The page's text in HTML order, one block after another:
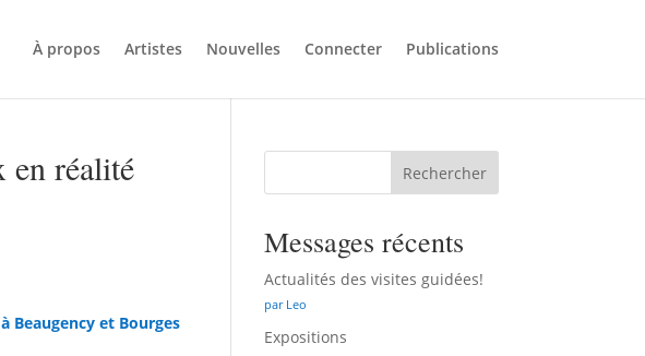
À propos Artistes Nouvelles Connecter Publications
en réalité
Beaugency et Bourges
Rechercher
Messages récents
Actualités des visites guidées!
par Leo
Expositions